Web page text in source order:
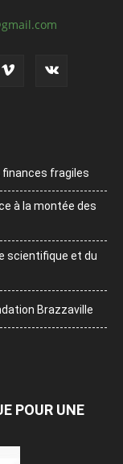
finances fragiles
à la montée des
scientifique et du
Brazzaville
POUR UNE